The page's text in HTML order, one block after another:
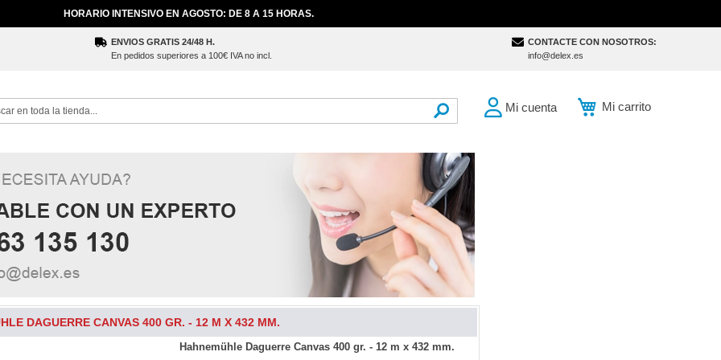
HORARIO INTENSIVO EN AGOSTO: DE 8 A 15 HORAS.
ENVIOS GRATIS 24/48 H.
En pedidos superiores a 100€ IVA no incl.
CONTACTE CON NOSOTROS:
info@delex.es
Mi carrito
Mi cuenta
DAGUERRE CANVAS 400 GR. - 12 M X 432 MM.
Hahnemühle Daguerre Canvas 400 gr. - 12 m x 432 mm.